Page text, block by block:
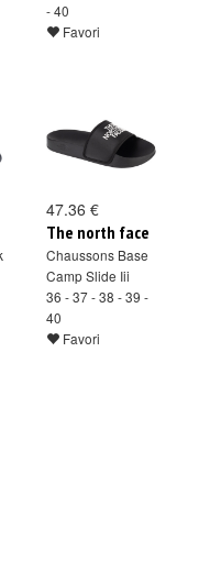
- 40
Favori
47.36 €
The north face
Chaussons Base
Camp Slide Iii
36 - 37 - 38 - 39 -
40
Favori